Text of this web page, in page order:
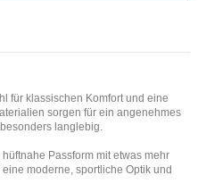
für klassischen Komfort und eine
sorgen für ein angenehmes
langlebig.
Passform mit etwas mehr
moderne, sportliche Optik und